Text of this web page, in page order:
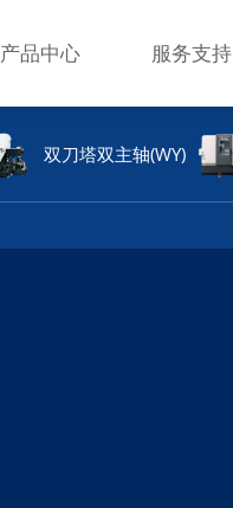
产品中心 服务支持
双刀塔双主轴(WY)